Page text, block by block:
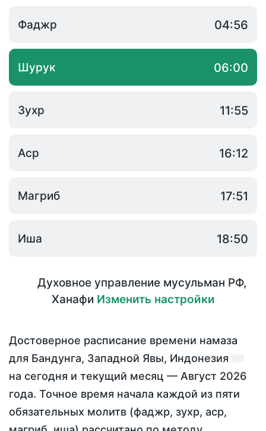
Фаджр 04:56
Шурук 06:00
Зухр 11:55
Аср 16:12
Магриб 17:51
Иша 18:50
Духовное управление мусульман РФ,
Ханафи Изменить настройки
Достоверное расписание времени намаза
для Бандунга, Западной Явы, Индонезия
на сегодня и текущий месяц — Август 2026
года. Точное время начала каждой из пяти
обязательных молитв (фаджр, зухр, аср,